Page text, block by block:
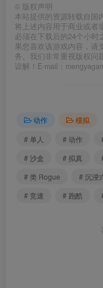
© 版权声明
本站提供的资源转载自国
将上述内容用于商业或者
必须在下载后的24个小时
果您喜欢该游戏内容，请
务。我们非常重视版权问
谅解！E-mail：
动作
模拟
# 单人
# 动作
# 沙盒
# 拟真
# 类 Rogue
# 沉浸
# 竞速
# 跑酷